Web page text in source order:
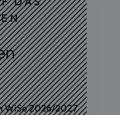
WiSe 2026/2027